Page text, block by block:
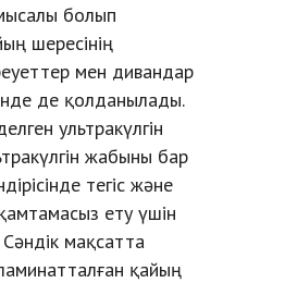
болып
шересінің
мен дивандар
де қолданылады.
ультракүлгін
жабыны бар
тегіс және
ету үшін
мақсатта
қайың